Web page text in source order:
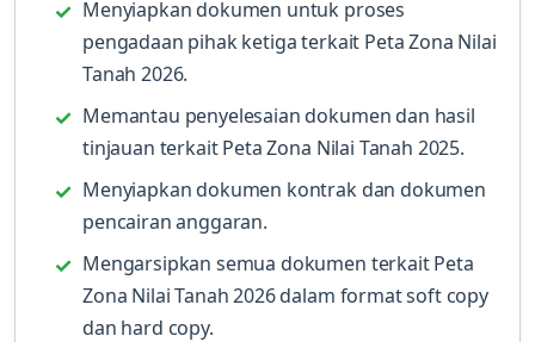
Menyiapkan dokumen untuk proses
pengadaan pihak ketiga terkait Peta Zona Nilai
Tanah 2026.
Memantau penyelesaian dokumen dan hasil
tinjauan terkait Peta Zona Nilai Tanah 2025.
Menyiapkan dokumen kontrak dan dokumen
pencairan anggaran.
Mengarsipkan semua dokumen terkait Peta
Zona Nilai Tanah 2026 dalam format soft copy
dan hard copy.